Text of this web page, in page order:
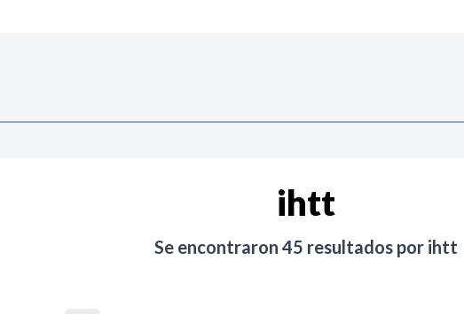
ihtt
Se encontraron 45 resultados por ihtt